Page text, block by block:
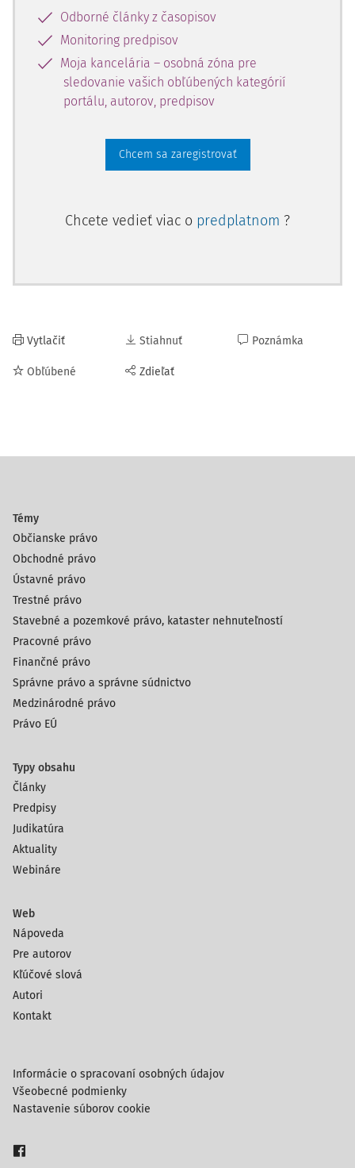
Odborné články z časopisov
Monitoring predpisov
Moja kancelária – osobná zóna pre
sledovanie vašich obľúbených kategórií
portálu, autorov, predpisov
Chcem sa zaregistrovať
Chcete vedieť viac o predplatnom ?
Vytlačiť
Obľúbené
Stiahnuť
Zdieľať
Poznámka
Témy
Občianske právo
Obchodné právo
Ústavné právo
Trestné právo
Stavebné a pozemkové právo, kataster nehnuteľností
Pracovné právo
Finančné právo
Správne právo a správne súdnictvo
Medzinárodné právo
Právo EÚ
Typy obsahu
Články
Predpisy
Judikatúra
Aktuality
Webináre
Web
Nápoveda
Pre autorov
Kľúčové slová
Autori
Kontakt
Informácie o spracovaní osobných údajov
Všeobecné podmienky
Nastavenie súborov cookie